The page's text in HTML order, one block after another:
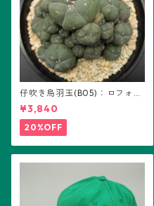
仔吹き烏羽玉(B05)：ロフォフ
ォラ属
¥3,840
20%OFF